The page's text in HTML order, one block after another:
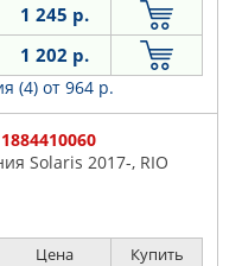
1 245 р.
1 202 р.
(4) от 964 р.
Solaris 2017-, RIO
Цена Купить